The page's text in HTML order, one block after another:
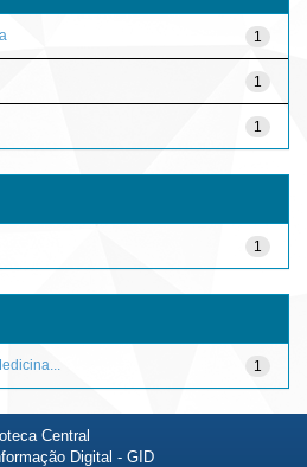
1
1
1
1
1
Central
Digital - GID